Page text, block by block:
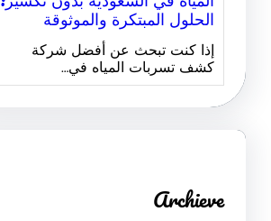
الحلول المبتكرة والموثوقة
إذا كنت تبحث عن أفضل شركة
كشف تسربات المياه في…
Archieve